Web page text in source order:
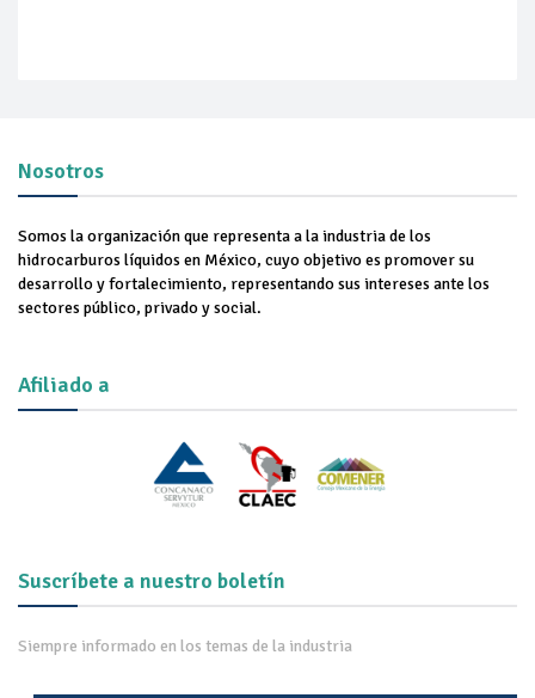
Nosotros
Somos la organización que representa a la industria de los
hidrocarburos líquidos en México, cuyo objetivo es promover su
desarrollo y fortalecimiento, representando sus intereses ante los
sectores público, privado y social.
Afiliado a
Suscríbete a nuestro boletín
Siempre informado en los temas de la industria